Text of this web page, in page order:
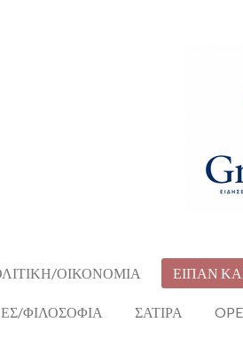
ΟΙΚΟΝΟΜΙΑ ΕΙΠΑΝ
ΦΙΛΟΣΟΦΙΑ ΣΑΤΙΡΑ